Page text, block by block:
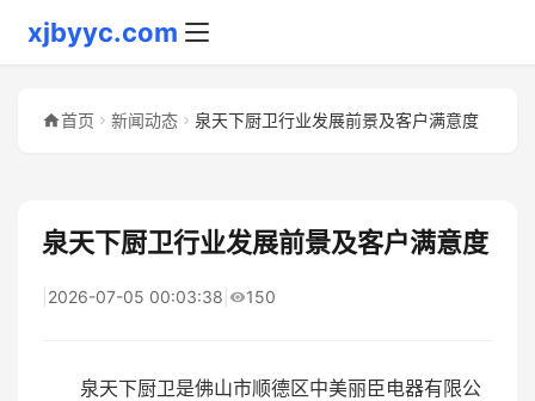
xjbyyc.com
首页 新闻动态 泉天下厨卫行业发展前景及客户满意度
泉天下厨卫行业发展前景及客户满意度
2026-07-05 00:03:38 150
泉天下厨卫是佛山市顺德区中美丽臣电器有限公